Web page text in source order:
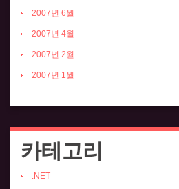
2007년 6월
2007년 4월
2007년 2월
2007년 1월
카테고리
.NET